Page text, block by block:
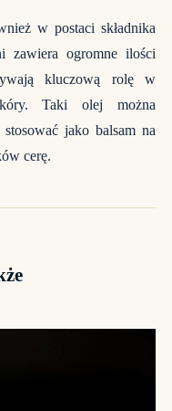
w postaci składnika
zawiera ogromne ilości
kluczową rolę w
Taki olej można
jako balsam na
cerę.